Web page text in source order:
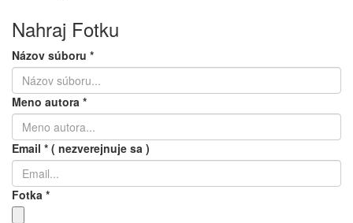
Nahraj Fotku
Názov súboru *
Meno autora *
Email * ( nezverejnuje sa )
Fotka *